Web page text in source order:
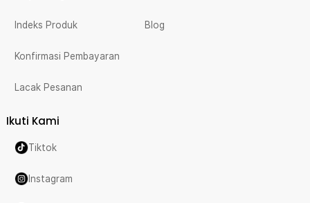
Indeks Produk
Konfirmasi Pembayaran
Lacak Pesanan
Blog
Ikuti Kami
Tiktok
Instagram